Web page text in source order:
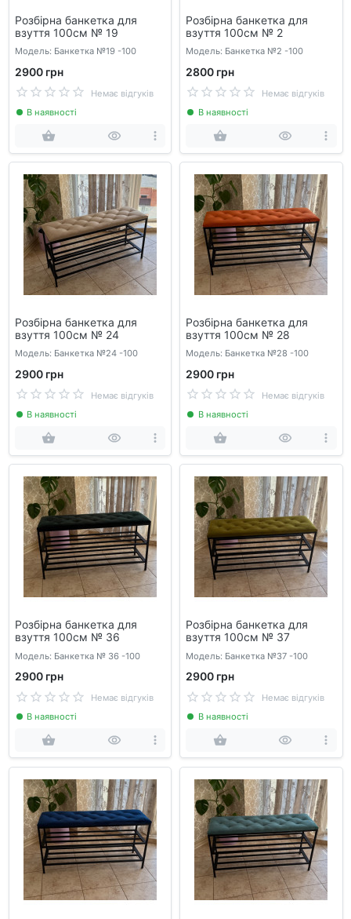
Розбірна банкетка для
взуття 100см № 19
Модель: Банкетка №19 -100
2900 грн
Немає відгуків
В наявності
Розбірна банкетка для
взуття 100см № 2
Модель: Банкетка №2 -100
2800 грн
Немає відгуків
В наявності
Розбірна банкетка для
взуття 100см № 24
Модель: Банкетка №24 -100
2900 грн
Немає відгуків
В наявності
Розбірна банкетка для
взуття 100см № 28
Модель: Банкетка №28 -100
2900 грн
Немає відгуків
В наявності
Розбірна банкетка для
взуття 100см № 36
Модель: Банкетка № 36 -100
2900 грн
Немає відгуків
В наявності
Розбірна банкетка для
взуття 100см № 37
Модель: Банкетка №37 -100
2900 грн
Немає відгуків
В наявності